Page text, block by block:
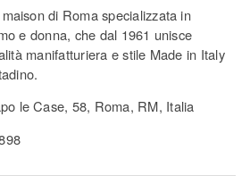
di Roma specializzata in
e donna, che dal 1961 unisce
manifatturiera e stile Made in Italy
le Case, 58, Roma, RM, Italia